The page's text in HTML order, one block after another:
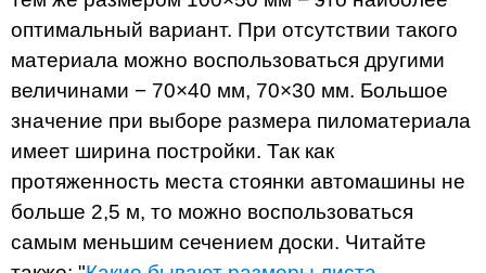
оптимальный вариант. При отсутствии такого
материала можно воспользоваться другими
величинами − 70×40 мм, 70×30 мм. Большое
значение при выборе размера пиломатериала
имеет ширина постройки. Так как
протяженность места стоянки автомашины не
больше 2,5 м, то можно воспользоваться
самым меньшим сечением доски. Читайте